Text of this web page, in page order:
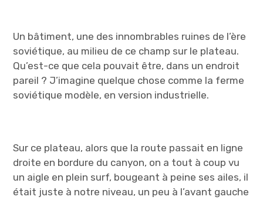
Un bâtiment, une des innombrables ruines de l’ère
soviétique, au milieu de ce champ sur le plateau.
Qu’est-ce que cela pouvait être, dans un endroit
pareil ? J’imagine quelque chose comme la ferme
soviétique modèle, en version industrielle.
Sur ce plateau, alors que la route passait en ligne
droite en bordure du canyon, on a tout à coup vu
un aigle en plein surf, bougeant à peine ses ailes, il
était juste à notre niveau, un peu à l’avant gauche